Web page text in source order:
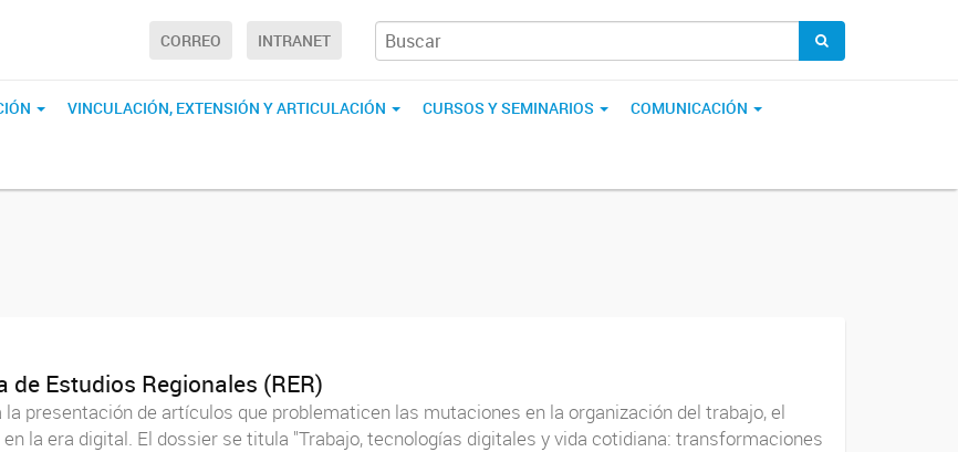
CORREO INTRANET
VINCULACIÓN, EXTENSIÓN Y ARTICULACIÓN CURSOS Y SEMINARIOS COMUNICACIÓN
Estudios Regionales (RER)
presentación de artículos que problematicen las mutaciones en la organización del trabajo, el
la era digital. El dossier se titula "Trabajo, tecnologías digitales y vida cotidiana: transformaciones